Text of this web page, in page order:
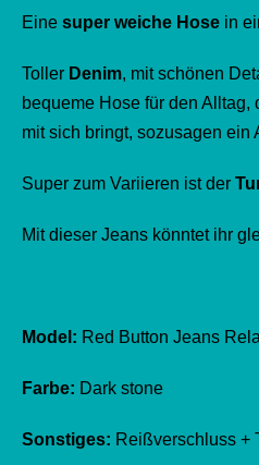
Eine super weiche Hose in
Toller Denim, mit schönen
bequeme Hose für den Alltag,
mit sich bringt, sozusagen ein
Super zum Variieren ist der
Mit dieser Jeans könntet ihr
Model: Red Button Jeans
Farbe: Dark stone
Sonstiges: Reißverschluss +